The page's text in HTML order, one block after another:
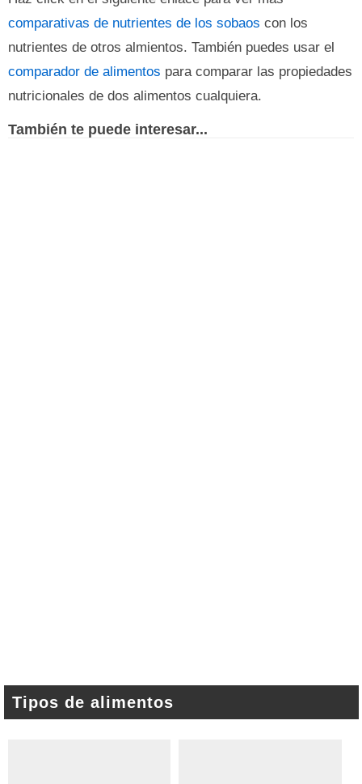
comparativas de nutrientes de los sobaos con los
nutrientes de otros almientos. También puedes usar el
comparador de alimentos para comparar las propiedades
nutricionales de dos alimentos cualquiera.
También te puede interesar...
Tipos de alimentos